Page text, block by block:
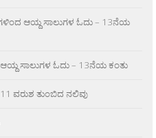
ಆಯ್ದ ಸಾಲುಗಳ ಓದು – 13ನೆಯ
ಸಾಲುಗಳ ಓದು – 13ನೆಯ ಕಂತು
ವರುಶ ತುಂಬಿದ ನಲಿವು